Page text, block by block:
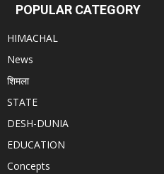
POPULAR CATEGORY
HIMACHAL
News
शिमला
STATE
DESH-DUNIA
EDUCATION
Concepts